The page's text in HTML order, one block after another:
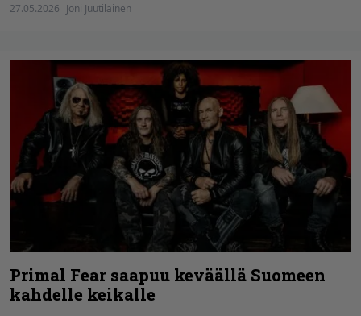
27.05.2026 Joni Juutilainen
Primal Fear saapuu keväällä Suomeen
kahdelle keikalle